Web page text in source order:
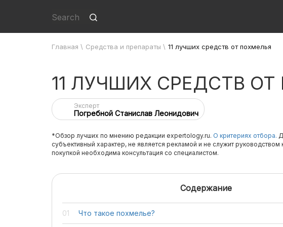
Главная \ Средства и препараты \ 11 лучших средств от похмелья
11 ЛУЧШИХ СРЕДСТВ
Эксперт
Погребной Станислав Леонидович
*Обзор лучших по мнению редакции expertology.ru. О критериях отбора.
субъективный характер, не является рекламой и не служит
покупкой необходима консультация со специалистом.
Содержание
Что такое похмелье?